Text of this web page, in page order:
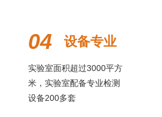
04 设备专业
实验室面积超过3000平方
米，实验室配备专业检测
设备200多套